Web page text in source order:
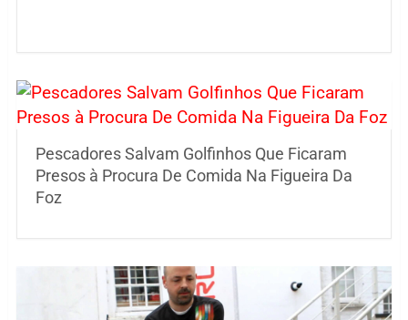
Pescadores Salvam Golfinhos Que Ficaram
Presos à Procura De Comida Na Figueira Da
Foz